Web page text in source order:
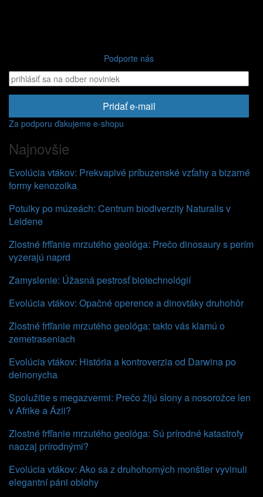
Podporte nás
Pridať e-mail
Za podporu ďakujeme e-shopu
Najnovšie
Evolúcia vtákov: Prekvapivé príbuzenské vzťahy a bizarné
formy kenozoika
Potulky po múzeách: Centrum biodiverzity Naturalis v
Leidene
Zlostné frfľanie mrzutého geológa: Prečo dinosaury s perím
vyzerajú naprd
Zamyslenie: Úžasná pestrosť biotechnológií
Evolúcia vtákov: Opačné operence a dinovtáky druhohôr
Zlostné frfľanie mrzutého geológa: takto vás klamú o
zemetraseniach
Evolúcia vtákov: História a kontroverzia od Darwina po
deinonycha
Spolužitie s megazvermi: Prečo žijú slony a nosorožce len
v Afrike a Ázii?
Zlostné frfľanie mrzutého geológa: Sú prírodné katastrofy
naozaj prírodnými?
Evolúcia vtákov: Ako sa z druhohorných monštier vyvinuli
elegantní páni oblohy